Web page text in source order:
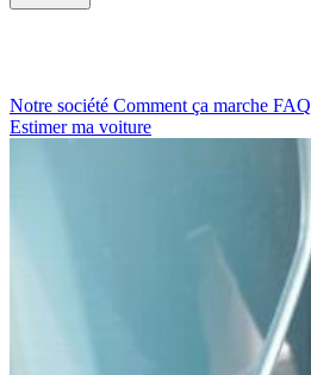
Notre société Comment ça marche FAQ
Estimer ma voiture